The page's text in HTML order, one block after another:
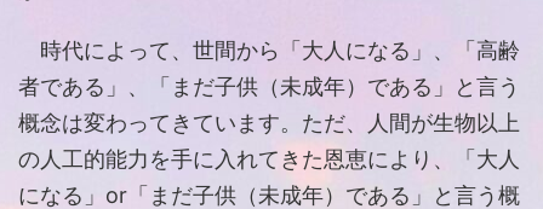
時代によって、世間から「大人になる」、「高齢
者である」、「まだ子供（未成年）である」と言う
概念は変わってきています。ただ、人間が生物以上
の人工的能力を手に入れてきた恩恵により、「大人
になる」or「まだ子供（未成年）である」と言う概